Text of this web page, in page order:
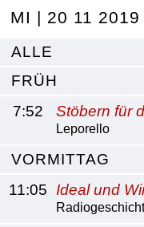
MI | 20 11 2019
ALLE
FRÜH
7:52
Stöbern für
Leporello
VORMITTAG
11:05
Ideal und